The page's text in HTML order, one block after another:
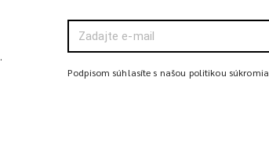
Podpisom súhlasíte s našou politikou súkromia